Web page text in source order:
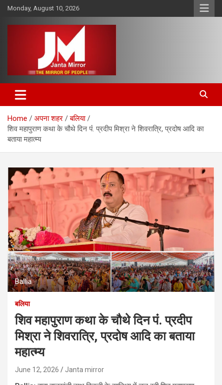
Skip
content
Monday, August 10, 2026
Janta Mirror
Home अपना शहर
बलिया
शिव महापुराण कथा के चौथे दिन पंं. प्रदीप मिश्रा ने शिवरात्रि, प्रदोष आदि का
बताया महात्म्य
Ballia
बलिया
शिव महापुराण कथा के चौथे दिन पंं. प्रदीप
मिश्रा ने शिवरात्रि, प्रदोष आदि का बताया
महात्म्य
June 12, 2026 Janta mirror